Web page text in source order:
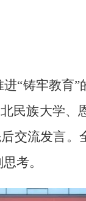
“铸牢教育”
民族大学
流发言。
考。